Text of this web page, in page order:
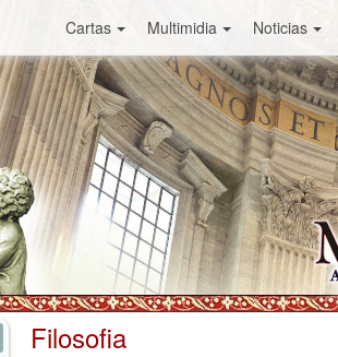
Cartas Multimidia Noticias
Filosofia